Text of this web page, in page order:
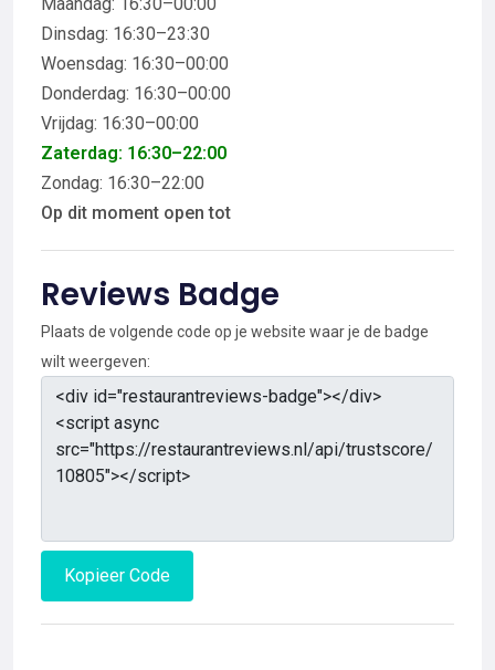
Dinsdag: 16:30–23:30
Woensdag: 16:30–00:00
Donderdag: 16:30–00:00
Vrijdag: 16:30–00:00
Zaterdag: 16:30–22:00
Zondag: 16:30–22:00
Op dit moment open tot
Reviews Badge
Plaats de volgende code op je website waar je de badge
wilt weergeven:
Kopieer Code